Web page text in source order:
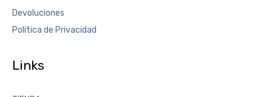
Devoluciones
Política de Privacidad
Links